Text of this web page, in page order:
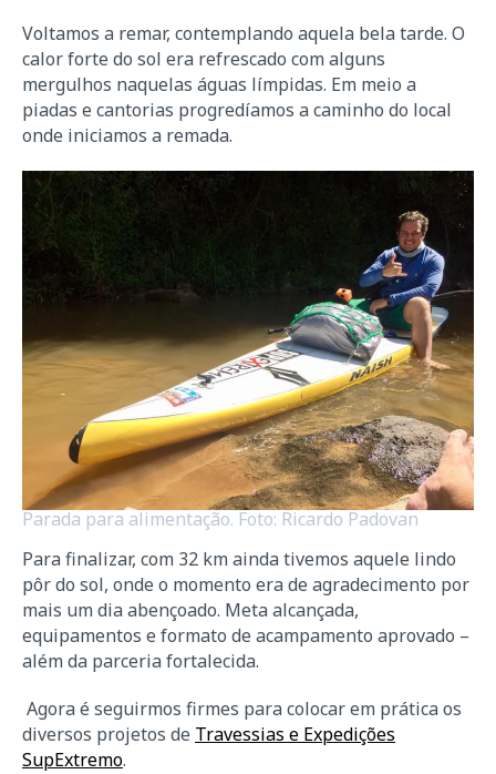
Voltamos a remar, contemplando aquela bela tarde. O
calor forte do sol era refrescado com alguns
mergulhos naquelas águas límpidas. Em meio a
piadas e cantorias progredíamos a caminho do local
onde iniciamos a remada.
Parada para alimentação. Foto: Ricardo Padovan
Para finalizar, com 32 km ainda tivemos aquele lindo
pôr do sol, onde o momento era de agradecimento por
mais um dia abençoado. Meta alcançada,
equipamentos e formato de acampamento aprovado –
além da parceria fortalecida.
Agora é seguirmos firmes para colocar em prática os
diversos projetos de Travessias e Expedições
SupExtremo.